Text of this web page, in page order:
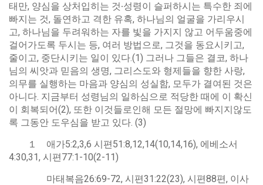
태만, 양심을 상처입히는 것∙성령이 슬퍼하시는 특수한 죄에
빠지는 것, 돌연하고 격한 유혹, 하나님의 얼굴을 가리우시
고, 하나님을 두려워하는 자를 빛을 가지지 않고 어두움중에
걸어가도록 두시는 등, 여러 방법으로, 그것을 동요시키고,
줄이고, 중단시키는 일이 있다.(1) 그러나 그들은 결코, 하나
님의 씨앗과 믿음의 생명, 그리스도와 형제들을 향한 사랑,
의무를 실행하는 마음과 양심의 성실함, 모두가 결여된 것은
아니다. 지금부터 성령님의 일하심으로 적당한 때에 이 확신
이 회복되어(2), 또한 이것들로인해 모든 절망에 빠지지않도
록 그동안 도우심을 받고 있다. (3)
１ 애가5:2,3,6 시편51:8,12,14(10,14,16), 에베소서
4:30,31, 시편77:1-10(2-11)
마태복음26:69-72, 시편31:22(23), 시편88편, 이사